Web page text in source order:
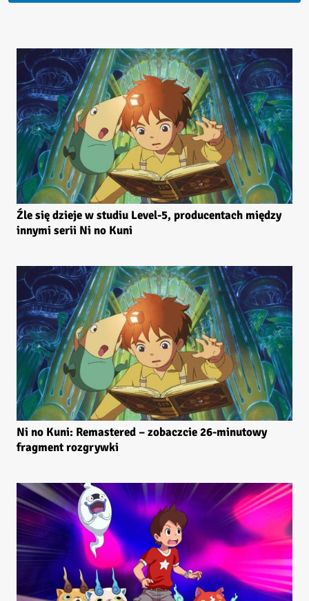
Źle się dzieje w studiu Level-5, producentach między
innymi serii Ni no Kuni
Ni no Kuni: Remastered – zobaczcie 26-minutowy
fragment rozgrywki